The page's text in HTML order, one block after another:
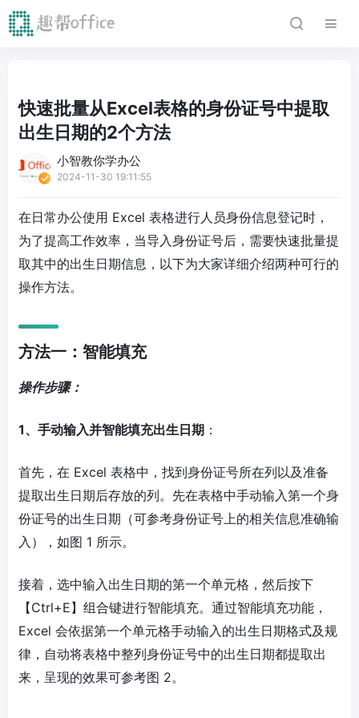
快速批量从Excel表格的身份证号中提取
出生日期的2个方法
小智教你学办公
2024-11-30 19:11:55
在日常办公使用 Excel 表格进行人员身份信息登记时，
为了提高工作效率，当导入身份证号后，需要快速批量提
取其中的出生日期信息，以下为大家详细介绍两种可行的
操作方法。
方法一：智能填充
操作步骤：
1、手动输入并智能填充出生日期 ：
首先，在 Excel 表格中，找到身份证号所在列以及准备
提取出生日期后存放的列。先在表格中手动输入第一个身
份证号的出生日期（可参考身份证号上的相关信息准确输
入），如图 1 所示。
接着，选中输入出生日期的第一个单元格，然后按下
【Ctrl+E】组合键进行智能填充。通过智能填充功能，
Excel 会依据第一个单元格手动输入的出生日期格式及规
律，自动将表格中整列身份证号中的出生日期都提取出
来，呈现的效果可参考图 2。